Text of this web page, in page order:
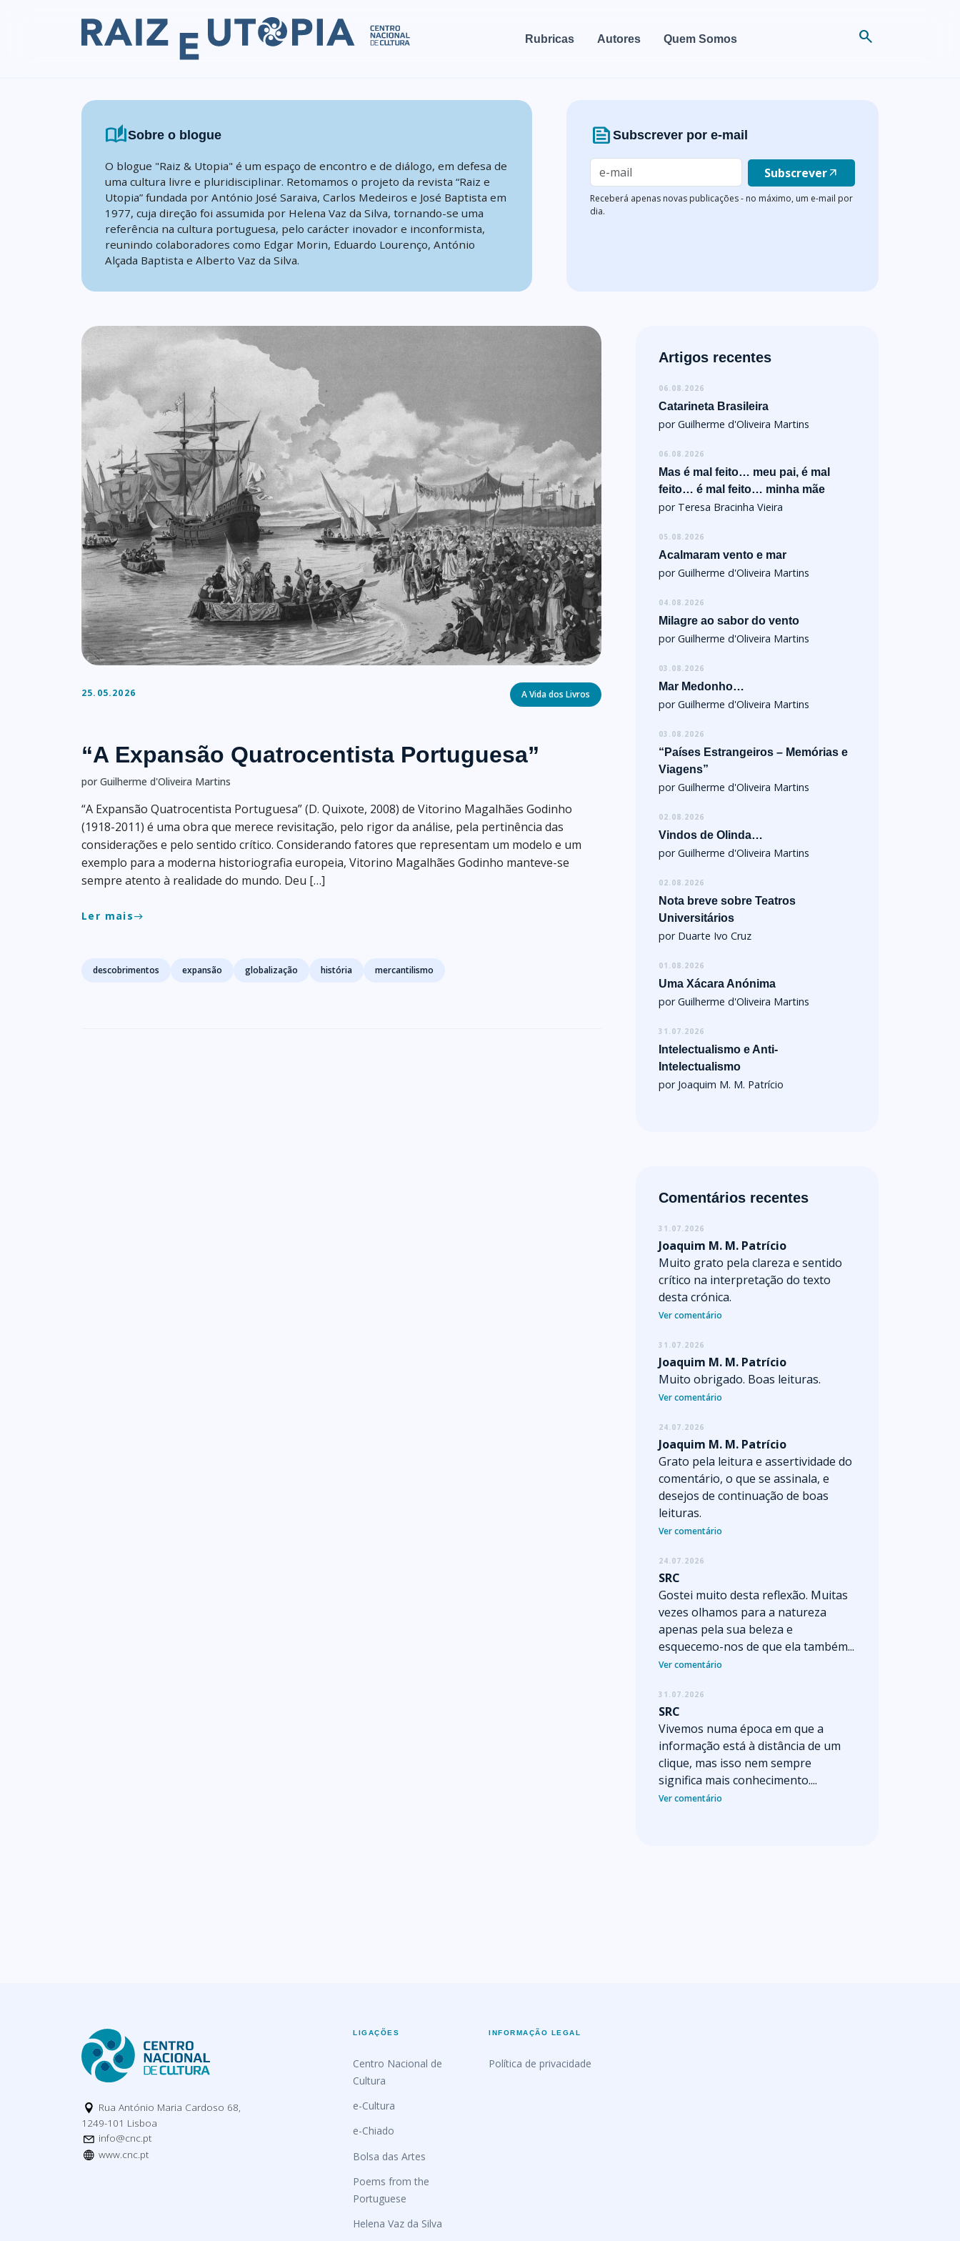
Rubricas Autores Quem Somos search
auto_storiesSobre o blogue
O blogue "Raiz & Utopia" é um espaço de encontro e de diálogo, em defesa de
uma cultura livre e pluridisciplinar. Retomamos o projeto da revista “Raiz e
Utopia” fundada por António José Saraiva, Carlos Medeiros e José Baptista em
1977, cuja direção foi assumida por Helena Vaz da Silva, tornando-se uma
referência na cultura portuguesa, pelo carácter inovador e inconformista,
reunindo colaboradores como Edgar Morin, Eduardo Lourenço, António
Alçada Baptista e Alberto Vaz da Silva.
news Subscrever por e-mail
Subscrever arrow_outward
Receberá apenas novas publicações - no máximo, um e-mail por
dia.
Lista de artigos
25.05.2026 Categories
A Vida dos Livros
“A Expansão Quatrocentista Portuguesa”
por Guilherme d'Oliveira Martins
“A Expansão Quatrocentista Portuguesa” (D. Quixote, 2008) de Vitorino Magalhães Godinho
(1918-2011) é uma obra que merece revisitação, pelo rigor da análise, pela pertinência das
considerações e pelo sentido crítico. Considerando fatores que representam um modelo e um
exemplo para a moderna historiografia europeia, Vitorino Magalhães Godinho manteve-se
sempre atento à realidade do mundo. Deu […]
Ler maiseast
Tags
descobrimentos expansão globalização história mercantilismo
Artigos recentes
06.08.2026
Catarineta Brasileira
por Guilherme d'Oliveira Martins
06.08.2026
Mas é mal feito… meu pai, é mal
feito… é mal feito… minha mãe
por Teresa Bracinha Vieira
05.08.2026
Acalmaram vento e mar
por Guilherme d'Oliveira Martins
04.08.2026
Milagre ao sabor do vento
por Guilherme d'Oliveira Martins
03.08.2026
Mar Medonho…
por Guilherme d'Oliveira Martins
03.08.2026
“Países Estrangeiros – Memórias e
Viagens”
por Guilherme d'Oliveira Martins
02.08.2026
Vindos de Olinda…
por Guilherme d'Oliveira Martins
02.08.2026
Nota breve sobre Teatros
Universitários
por Duarte Ivo Cruz
01.08.2026
Uma Xácara Anónima
por Guilherme d'Oliveira Martins
31.07.2026
Intelectualismo e Anti-
Intelectualismo
por Joaquim M. M. Patrício
Comentários recentes
31.07.2026
Joaquim M. M. Patrício
Muito grato pela clareza e sentido
crítico na interpretação do texto
desta crónica.
Ver comentário
31.07.2026
Joaquim M. M. Patrício
Muito obrigado. Boas leituras.
Ver comentário
24.07.2026
Joaquim M. M. Patrício
Grato pela leitura e assertividade do
comentário, o que se assinala, e
desejos de continuação de boas
leituras.
Ver comentário
24.07.2026
SRC
Gostei muito desta reflexão. Muitas
vezes olhamos para a natureza
apenas pela sua beleza e
esquecemo-nos de que ela também...
Ver comentário
31.07.2026
SRC
Vivemos numa época em que a
informação está à distância de um
clique, mas isso nem sempre
significa mais conhecimento....
Ver comentário
Rua António Maria Cardoso 68,
1249-101 Lisboa
info@cnc.pt
www.cnc.pt
LIGAÇÕES
Centro Nacional de
Cultura
e-Cultura
e-Chiado
Bolsa das Artes
Poems from the
Portuguese
Helena Vaz da Silva
INFORMAÇÃO LEGAL
Política de privacidade